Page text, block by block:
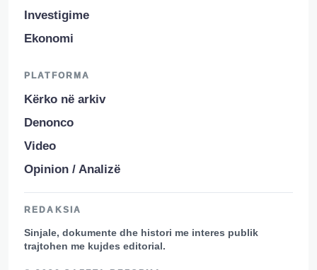
Investigime
Ekonomi
PLATFORMA
Kërko në arkiv
Denonco
Video
Opinion / Analizë
REDAKSIA
Sinjale, dokumente dhe histori me interes publik
trajtohen me kujdes editorial.